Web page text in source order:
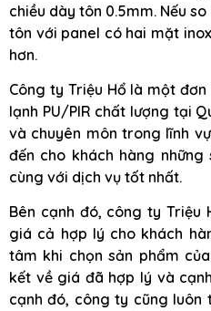
chiều dày tôn 0.5mm. Nếu
tôn với panel có hai mặt
hơn.
Công ty Triệu Hổ là một
lạnh PU/PIR chất lượng tại
và chuyên môn trong lĩnh
đến cho khách hàng
cùng với dịch vụ tốt nhất.
Bên cạnh đó, công ty
giá cả hợp lý cho khách
tâm khi chọn sản phẩm
kết về giá đã hợp lý và
cạnh đó, công ty cũng luôn